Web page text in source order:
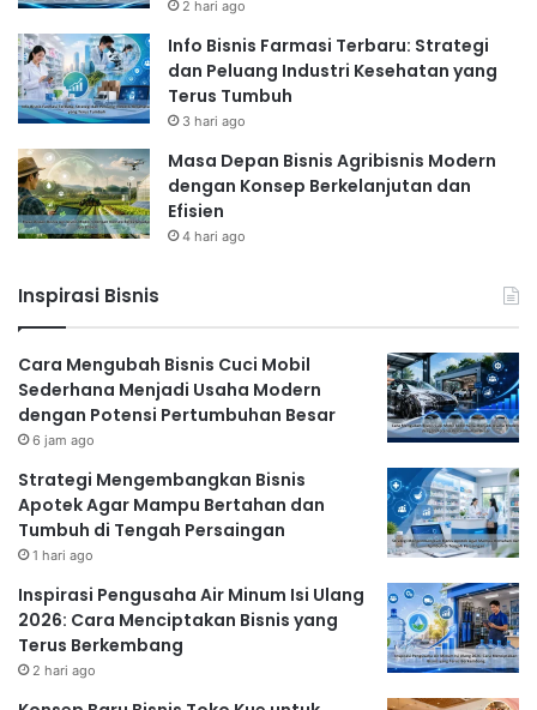
2 hari ago
Info Bisnis Farmasi Terbaru: Strategi
dan Peluang Industri Kesehatan yang
Terus Tumbuh
3 hari ago
Masa Depan Bisnis Agribisnis Modern
dengan Konsep Berkelanjutan dan
Efisien
4 hari ago
Inspirasi Bisnis
Cara Mengubah Bisnis Cuci Mobil
Sederhana Menjadi Usaha Modern
dengan Potensi Pertumbuhan Besar
6 jam ago
Strategi Mengembangkan Bisnis
Apotek Agar Mampu Bertahan dan
Tumbuh di Tengah Persaingan
1 hari ago
Inspirasi Pengusaha Air Minum Isi Ulang
2026: Cara Menciptakan Bisnis yang
Terus Berkembang
2 hari ago